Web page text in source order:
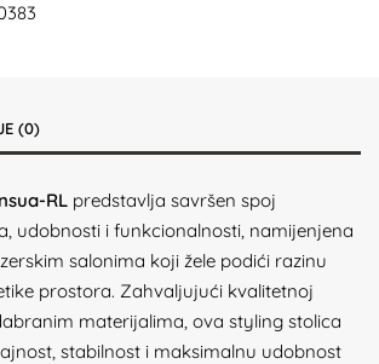
(0)
RL predstavlja savršen spoj
udobnosti i funkcionalnosti, namijenjena
salonima koji žele podići razinu
prostora. Zahvaljujući kvalitetnoj
materijalima, ova styling stolica
stabilnost i maksimalnu udobnost